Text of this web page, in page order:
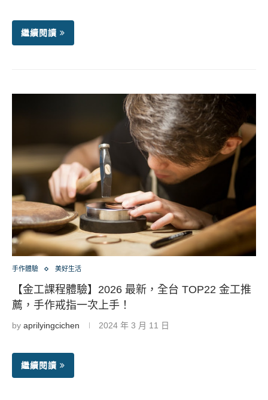
繼續閱讀
手作體驗 美好生活
【金工課程體驗】2026 最新，全台 TOP22 金工推
薦，手作戒指一次上手！
by aprilyingcichen 2024 年 3 月 11 日
繼續閱讀